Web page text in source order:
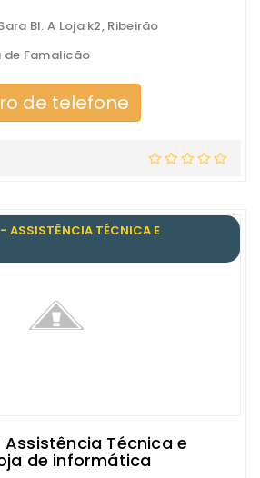
Bl. A Loja k2, Ribeirão
de Famalicão
de telefone
ASSISTÊNCIA TÉCNICA E
Assistência Técnica e
de informática